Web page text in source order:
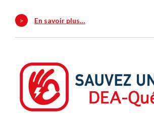
> En savoir plus…